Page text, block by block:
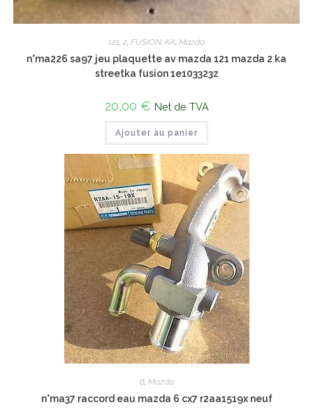
121, 2, FUSION, KA, Mazda
n°ma226 sa97 jeu plaquette av mazda 121 mazda 2 ka
streetka fusion 1e103323z
20,00 € Net de TVA
Ajouter au panier
6, Mazda
n°ma37 raccord eau mazda 6 cx7 r2aa1519x neuf